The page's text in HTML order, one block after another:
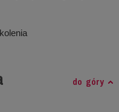
do góry